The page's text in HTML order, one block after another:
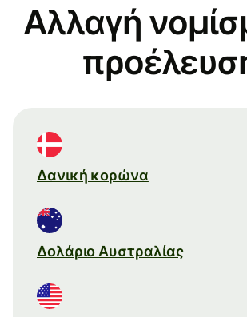
Αλλαγή
Δανική κορώνα
Δολάριο Αυστραλίας